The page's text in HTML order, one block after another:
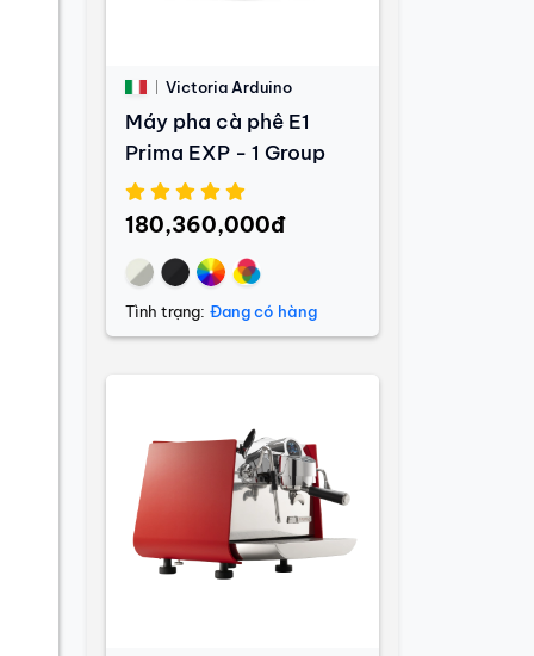
Victoria Arduino
Máy pha cà phê E1
Prima EXP - 1 Group
180,360,000đ
Tình trạng: Đang có hàng